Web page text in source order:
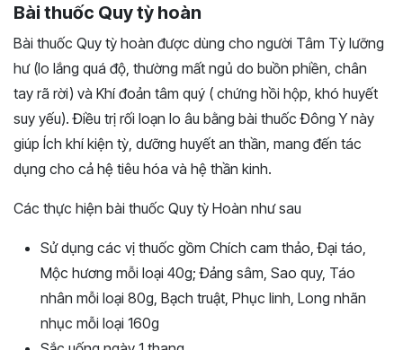
Bài thuốc Quy tỳ hoàn
Bài thuốc Quy tỳ hoàn được dùng cho người Tâm Tỳ lưỡng
hư (lo lắng quá độ, thường mất ngủ do buồn phiền, chân
tay rã rời) và Khí đoản tâm quý ( chứng hồi hộp, khó huyết
suy yếu). Điều trị rối loạn lo âu bằng bài thuốc Đông Y này
giúp Ích khí kiện tỳ, dưỡng huyết an thần, mang đến tác
dụng cho cả hệ tiêu hóa và hệ thần kinh.
Các thực hiện bài thuốc Quy tỳ Hoàn như sau
Sử dụng các vị thuốc gồm Chích cam thảo, Đại táo,
Mộc hương mỗi loại 40g; Đảng sâm, Sao quy, Táo
nhân mỗi loại 80g, Bạch truật, Phục linh, Long nhãn
nhục mỗi loại 160g